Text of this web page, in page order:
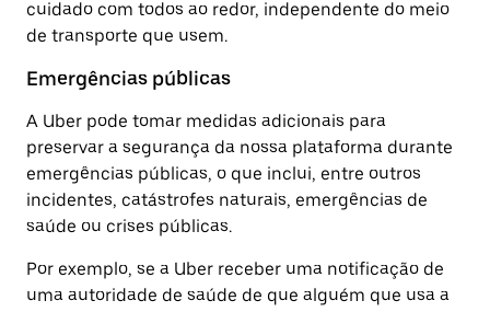
cuidado com todos ao redor, independente do meio
de transporte que usem.
Emergências públicas
A Uber pode tomar medidas adicionais para
preservar a segurança da nossa plataforma durante
emergências públicas, o que inclui, entre outros
incidentes, catástrofes naturais, emergências de
saúde ou crises públicas.
Por exemplo, se a Uber receber uma notificação de
uma autoridade de saúde de que alguém que usa a